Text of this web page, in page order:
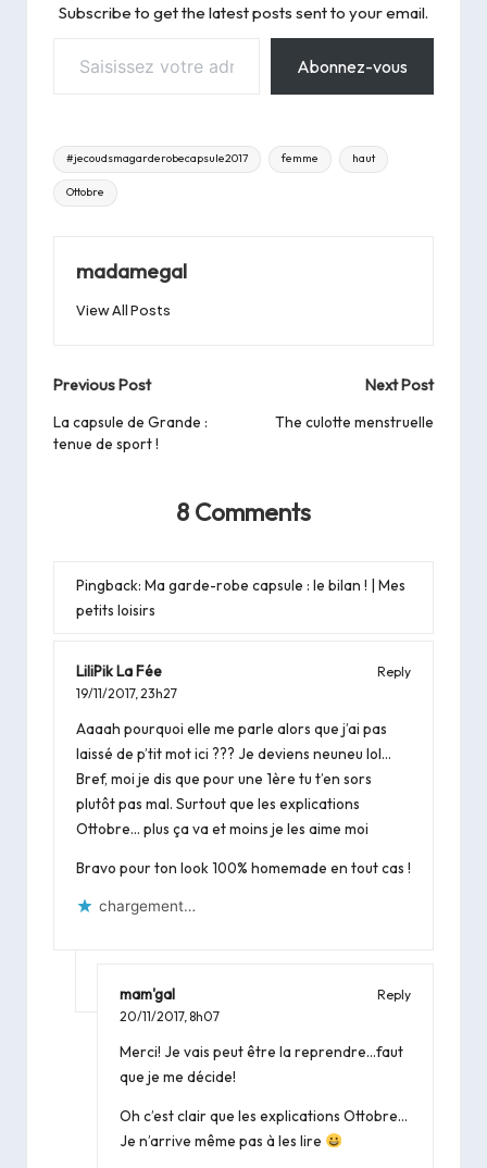
Subscribe to get the latest posts sent to your email.
Abonnez-vous
Tags:
#jecoudsmagarderobecapsule2017 femme haut
Ottobre
madamegal
View All Posts
Post
navigation
Previous Post
La capsule de Grande :
tenue de sport !
Next Post
The culotte menstruelle
8 Comments
Pingback: Ma garde-robe capsule : le bilan ! | Mes
petits loisirs
LiliPik La Fée
Reply
19/11/2017,23h27
Aaaah pourquoi elle me parle alors que j’ai pas
laissé de p’tit mot ici ??? Je deviens neuneu lol…
Bref, moi je dis que pour une 1ère tu t’en sors
plutôt pas mal. Surtout que les explications
Ottobre… plus ça va et moins je les aime moi
Bravo pour ton look 100% homemade en tout cas !
chargement…
mam'gal
Reply
20/11/2017,8h07
Merci! Je vais peut être la reprendre…faut
que je me décide!
Oh c’est clair que les explications Ottobre…
Je n’arrive même pas à les lire